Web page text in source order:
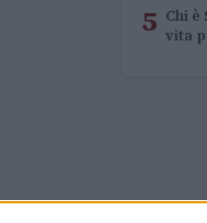
5 Chi è
vita